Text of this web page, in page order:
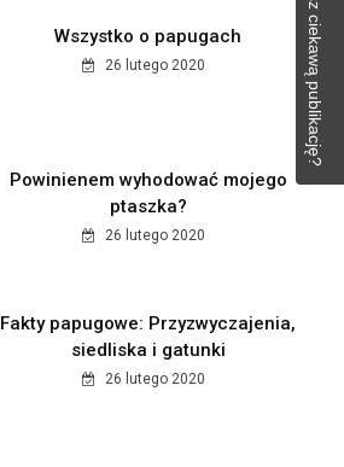
Wszystko o papugach
26 lutego 2020
Powinienem wyhodować mojego
ptaszka?
26 lutego 2020
Fakty papugowe: Przyzwyczajenia,
siedliska i gatunki
26 lutego 2020
Masz ciekawą publikację?